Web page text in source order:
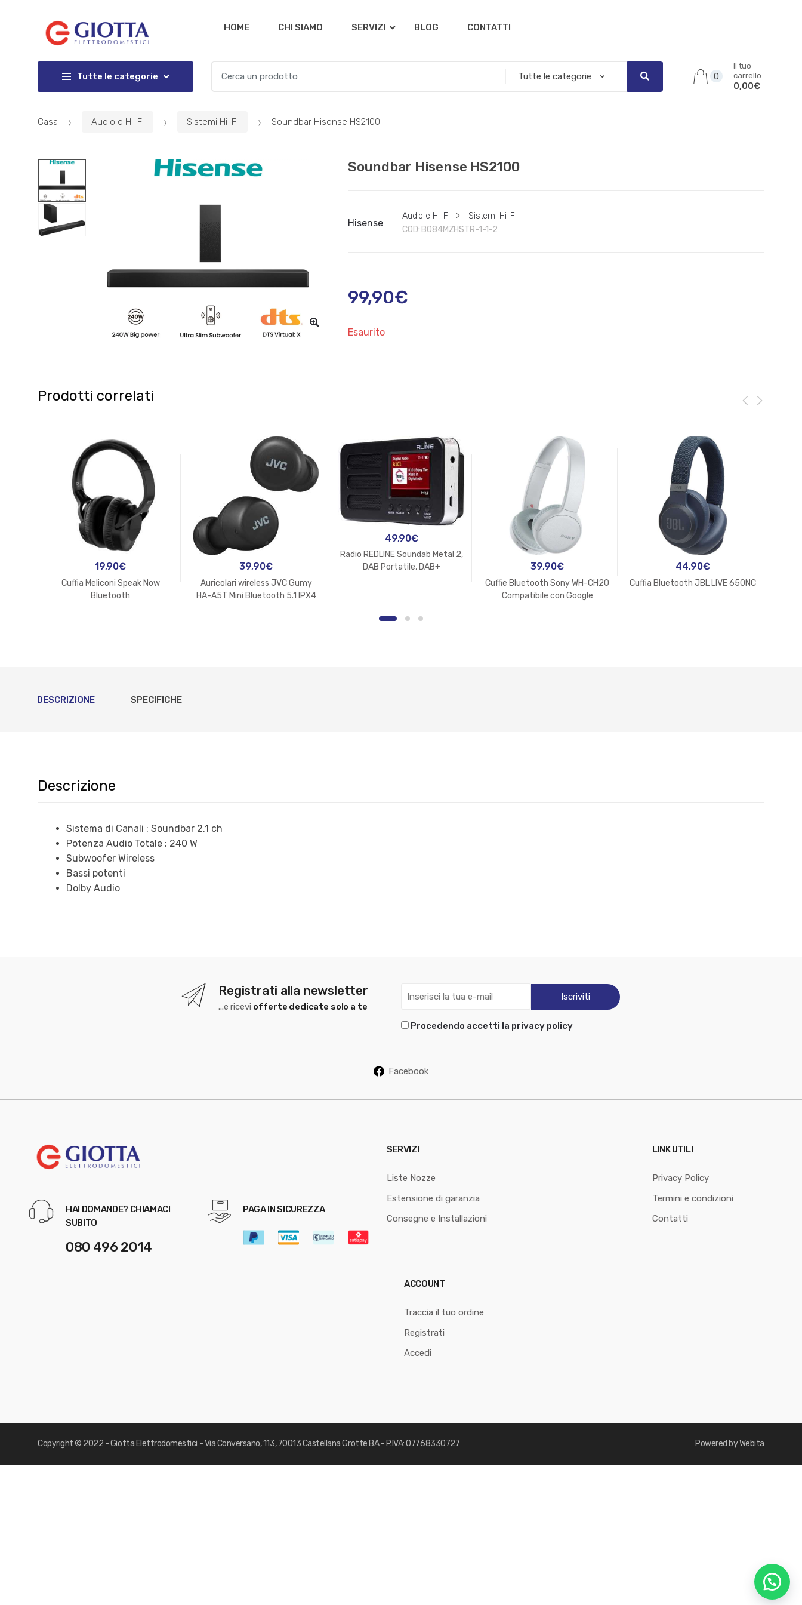
navigazione
contenuto
HOME CHI SIAMO SERVIZI BLOG CONTATTI
Tutte le categorie 0
Il tuo
carrello
0,00€
Casa Audio e Hi-Fi Sistemi Hi-Fi Soundbar Hisense HS2100
Soundbar Hisense HS2100
Hisense
Audio e Hi-Fi >
Sistemi Hi-Fi
COD: B084MZHSTR-1-1-2
99,90€
Esaurito
Prodotti correlati
19,90€
Cuffia Meliconi Speak Now
Bluetooth
39,90€
Auricolari wireless JVC Gumy
HA-A5T Mini Bluetooth 5.1 IPX4
49,90€
Radio REDLINE Soundab Metal 2,
DAB Portatile, DAB+
39,90€
Cuffie Bluetooth Sony WH-CH20
Compatibile con Google
44,90€
Cuffia Bluetooth JBL LIVE 650NC
DESCRIZIONE SPECIFICHE
Descrizione
Sistema di Canali : Soundbar 2.1 ch
Potenza Audio Totale : 240 W
Subwoofer Wireless
Bassi potenti
Dolby Audio
Registrati alla newsletter
...e ricevi offerte dedicate solo a te
Procedendo accetti la privacy policy
Facebook
HAI DOMANDE? CHIAMACI
SUBITO
080 496 2014
PAGA IN SICUREZZA
SERVIZI
Liste Nozze
Estensione di garanzia
Consegne e Installazioni
LINK UTILI
Privacy Policy
Termini e condizioni
Contatti
ACCOUNT
Traccia il tuo ordine
Registrati
Accedi
Copyright © 2022 - Giotta Elettrodomestici - Via Conversano, 113, 70013 Castellana Grotte BA - P.IVA: 07768330727 Powered by Webita